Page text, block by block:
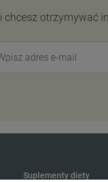
chcesz otrzymywać
Suplementy diety